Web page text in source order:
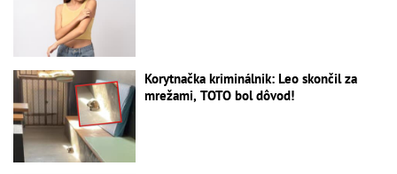
Korytnačka kriminálnik: Leo skončil za
mrežami, TOTO bol dôvod!